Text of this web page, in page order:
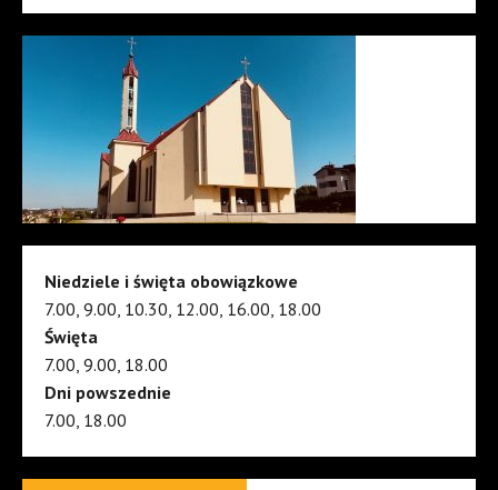
Niedziele i święta obowiązkowe
7.00, 9.00, 10.30, 12.00, 16.00, 18.00
Święta
7.00, 9.00, 18.00
Dni powszednie
7.00, 18.00